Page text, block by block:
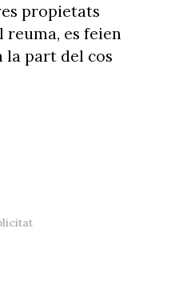
propietats
es feien
la part del cos